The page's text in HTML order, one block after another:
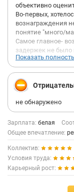
объективно
Во-первых,
вознаграждения
понятие "много/
Самое главное-
задержек не было
Во-вторых,
деньги на дорогу.
мой день так, как
В-третьих, есть
мать двоих
для меня важно.
В-четвертых,
всегда кстати в
году банк
детей.
Ну и самое
работе- это люди.
коллективе,
Показать
не обнаружено
Зарплата: белая
Общее впечатление:
Коллектив:
Условия труда:
Карьерный рост: